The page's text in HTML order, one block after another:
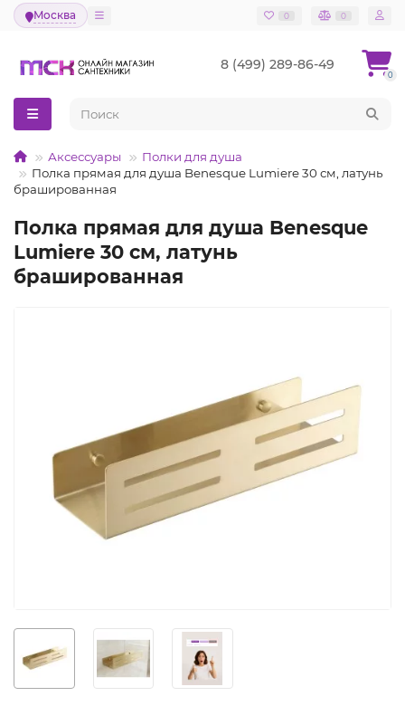
Москва 0 0
8 (499) 289-86-49
0
Аксессуары
Полки для душа
Полка прямая для душа Benesque Lumiere 30 см, латунь
брашированная
Полка прямая для душа Benesque
Lumiere 30 см, латунь
брашированная